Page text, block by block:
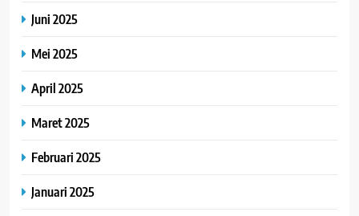
Juni 2025
Mei 2025
April 2025
Maret 2025
Februari 2025
Januari 2025